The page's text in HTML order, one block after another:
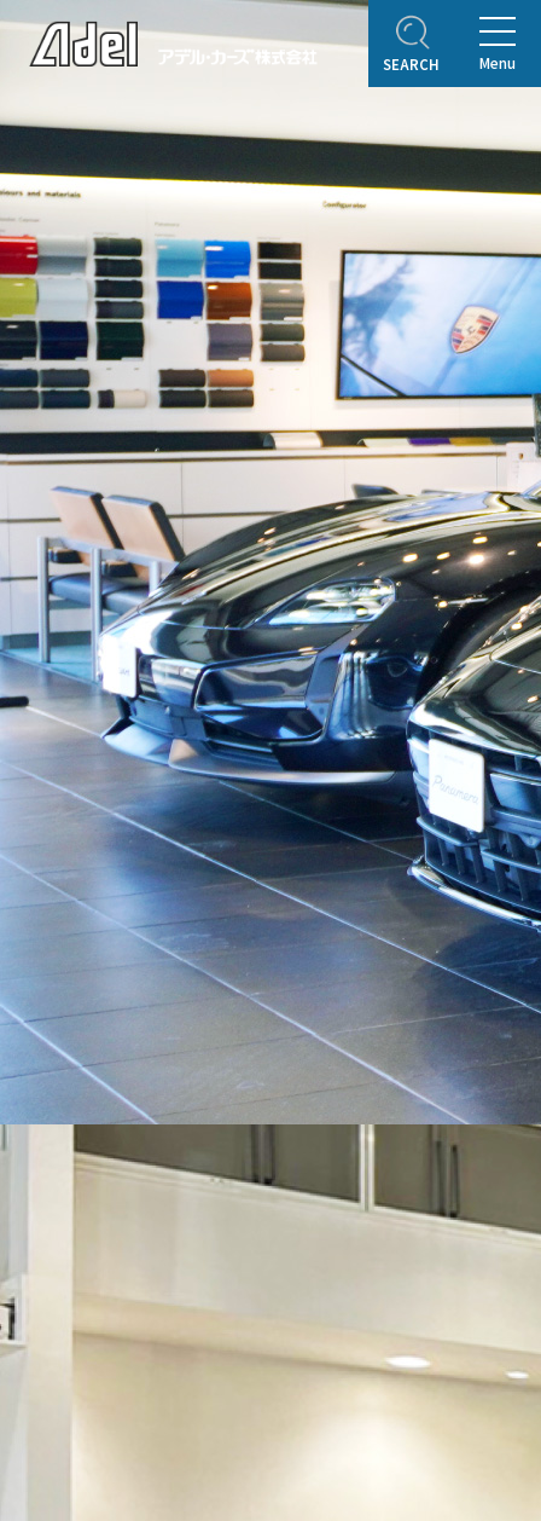
SEARCH Menu
ホーム
企業情報
ご挨拶会社概要Adel Pressアクセス
取り扱いブランド
アフターサービス
自動車保険
オリジナルコンテンツ
アデルレポート
アデル・コレクションギャラリー
認定・表彰・受賞
SDGsの取り組み
採用情報
新卒採用キャリア採用働く環境
お知らせ
お問い合わせ
プライバシーポリシー
ポルシェセンター熊本
プジョー熊本
シトロエン熊本